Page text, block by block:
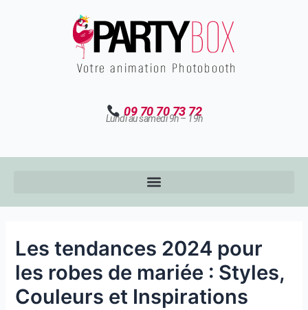
09 70 70 73 72
Lundi au samedi 9h – 19h
Les tendances 2024 pour
les robes de mariée : Styles,
Couleurs et Inspirations